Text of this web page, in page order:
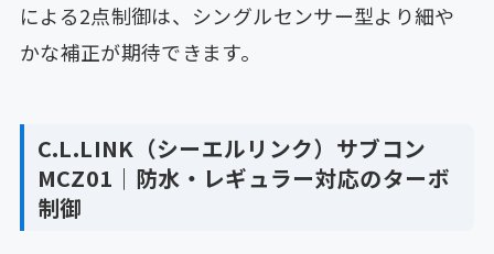
による2点制御は、シングルセンサー型より細や
かな補正が期待できます。
C.L.LINK（シーエルリンク）サブコン
MCZ01｜防水・レギュラー対応のターボ
制御